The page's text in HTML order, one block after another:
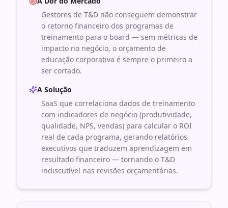
Gestores de T&D não conseguem demonstrar
o retorno financeiro dos programas de
treinamento para o board — sem métricas de
impacto no negócio, o orçamento de
educação corporativa é sempre o primeiro a
ser cortado.
A Solução
SaaS que correlaciona dados de treinamento
com indicadores de negócio (produtividade,
qualidade, NPS, vendas) para calcular o ROI
real de cada programa, gerando relatórios
executivos que traduzem aprendizagem em
resultado financeiro — tornando o T&D
indiscutível nas revisões orçamentárias.